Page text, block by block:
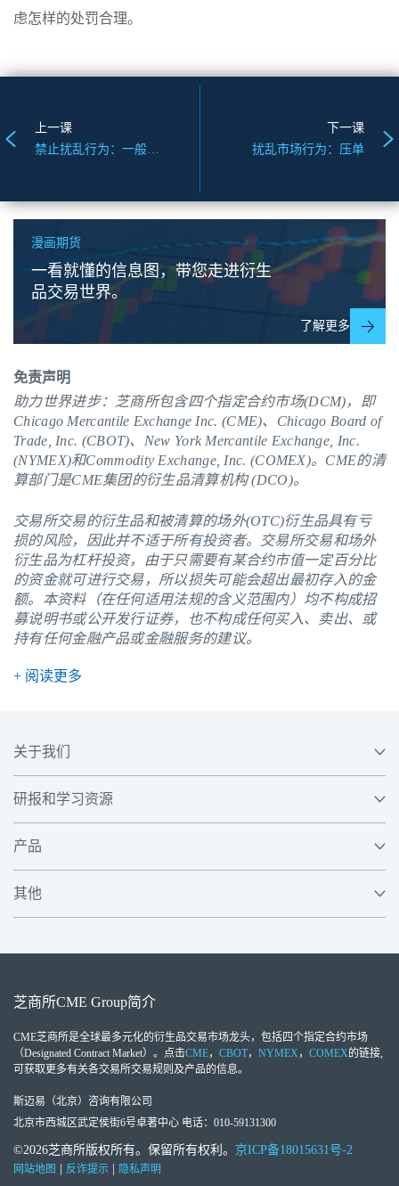
虑怎样的处罚合理。
上一课
禁止扰乱行为：一般信息
下一课
扰乱市场行为：压单
漫画期货
一看就懂的信息图，带您走进衍生
品交易世界。
了解更多
免责声明
助力世界进步：芝商所包含四个指定合约市场(DCM)，即
Chicago Mercantile Exchange Inc. (CME)、Chicago Board of
Trade, Inc. (CBOT)、New York Mercantile Exchange, Inc.
(NYMEX)和Commodity Exchange, Inc. (COMEX)。 CME的清
算部门是CME集团的衍生品清算机构 (DCO)。
交易所交易的衍生品和被清算的场外(OTC)衍生品具有亏
损的风险，因此并不适于所有投资者。交易所交易和场外
衍生品为杠杆投资，由于只需要有某合约市值一定百分比
的资金就可进行交易，所以损失可能会超出最初存入的金
额。本资料（在任何适用法规的含义范围内）均不构成招
募说明书或公开发行证券，也不构成任何买入、卖出、或
持有任何金融产品或金融服务的建议。
+ 阅读更多
关于我们
研报和学习资源
产品
其他
芝商所CME Group简介
CME芝商所是全球最多元化的衍生品交易市场龙头，包括四个指定合约市场
（Designated Contract Market）。点击CME， CBOT， NYMEX， COMEX的链接,
可获取更多有关各交易所交易规则及产品的信息。
斯迈易（北京）咨询有限公司
北京市西城区武定侯街6号卓著中心 电话：010-59131300
©2026芝商所版权所有。保留所有权利。 京ICP备18015631号-2
网站地图 反诈提示 隐私声明